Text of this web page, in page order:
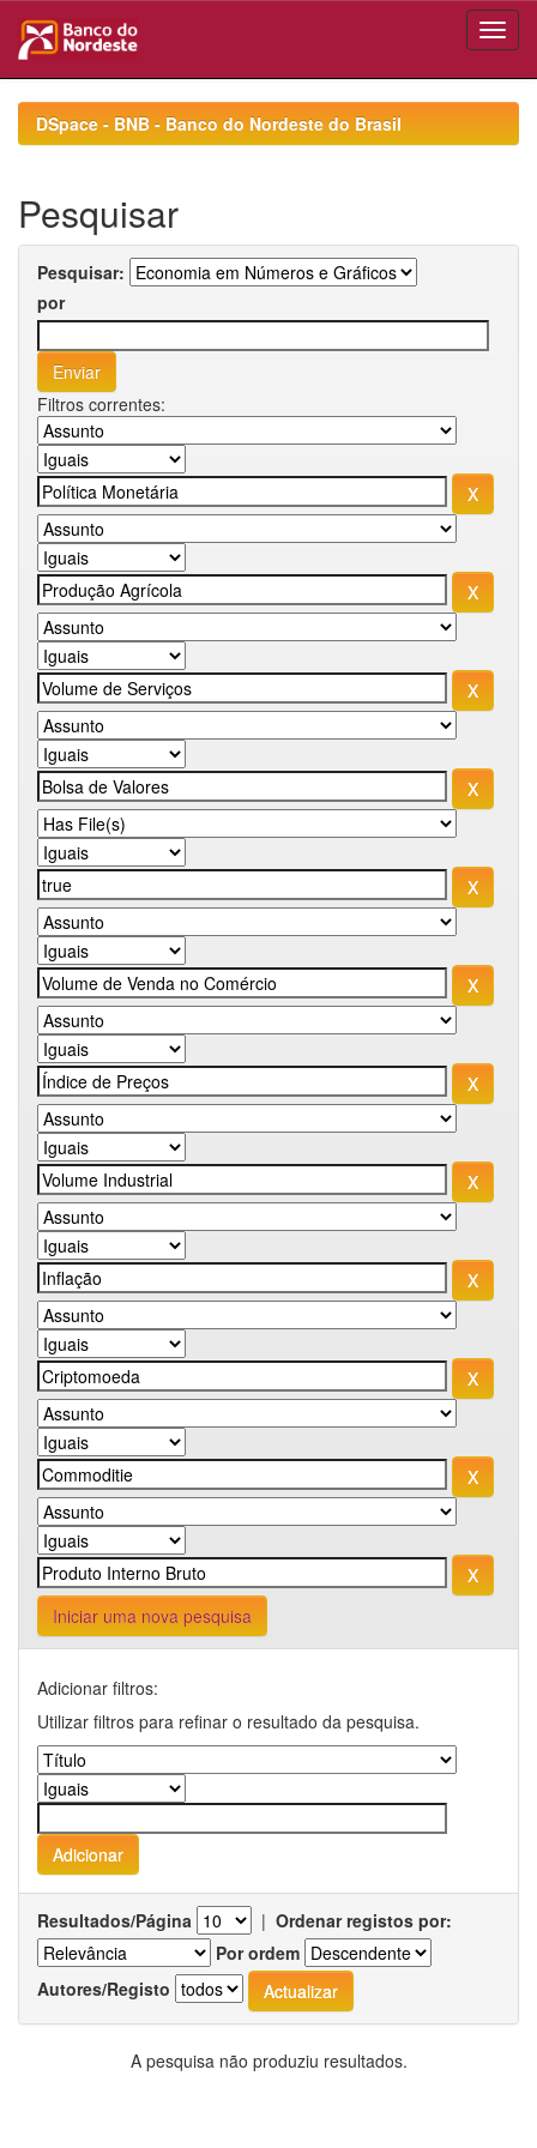
navigationDSpace - BNB - Banco do Nordeste do Brasil
Pesquisar
Pesquisar:
por
Filtros correntes:
Iniciar uma nova pesquisa
Adicionar filtros:
Utilizar filtros para refinar o resultado da pesquisa.
Resultados/Página | Ordenar registos por:
Por ordem
Autores/Registo
A pesquisa não produziu resultados.